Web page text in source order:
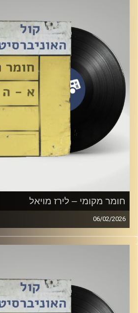
חומר מקומי – לירז מויאל
06/02/2026
שעה של מוזיקה ישראלית עם לירז